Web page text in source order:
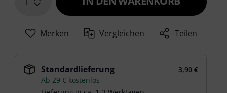
Merken Vergleichen Teilen
Standardlieferung
3,90 €
Ab 29 € kostenlos